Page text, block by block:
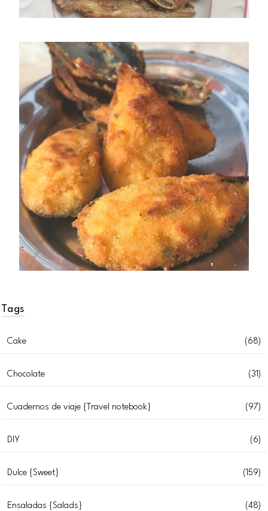
Tags
Cake (68)
Chocolate (31)
Cuadernos de viaje {Travel notebook} (97)
DIY (6)
Dulce {Sweet} (159)
Ensaladas {Salads} (48)